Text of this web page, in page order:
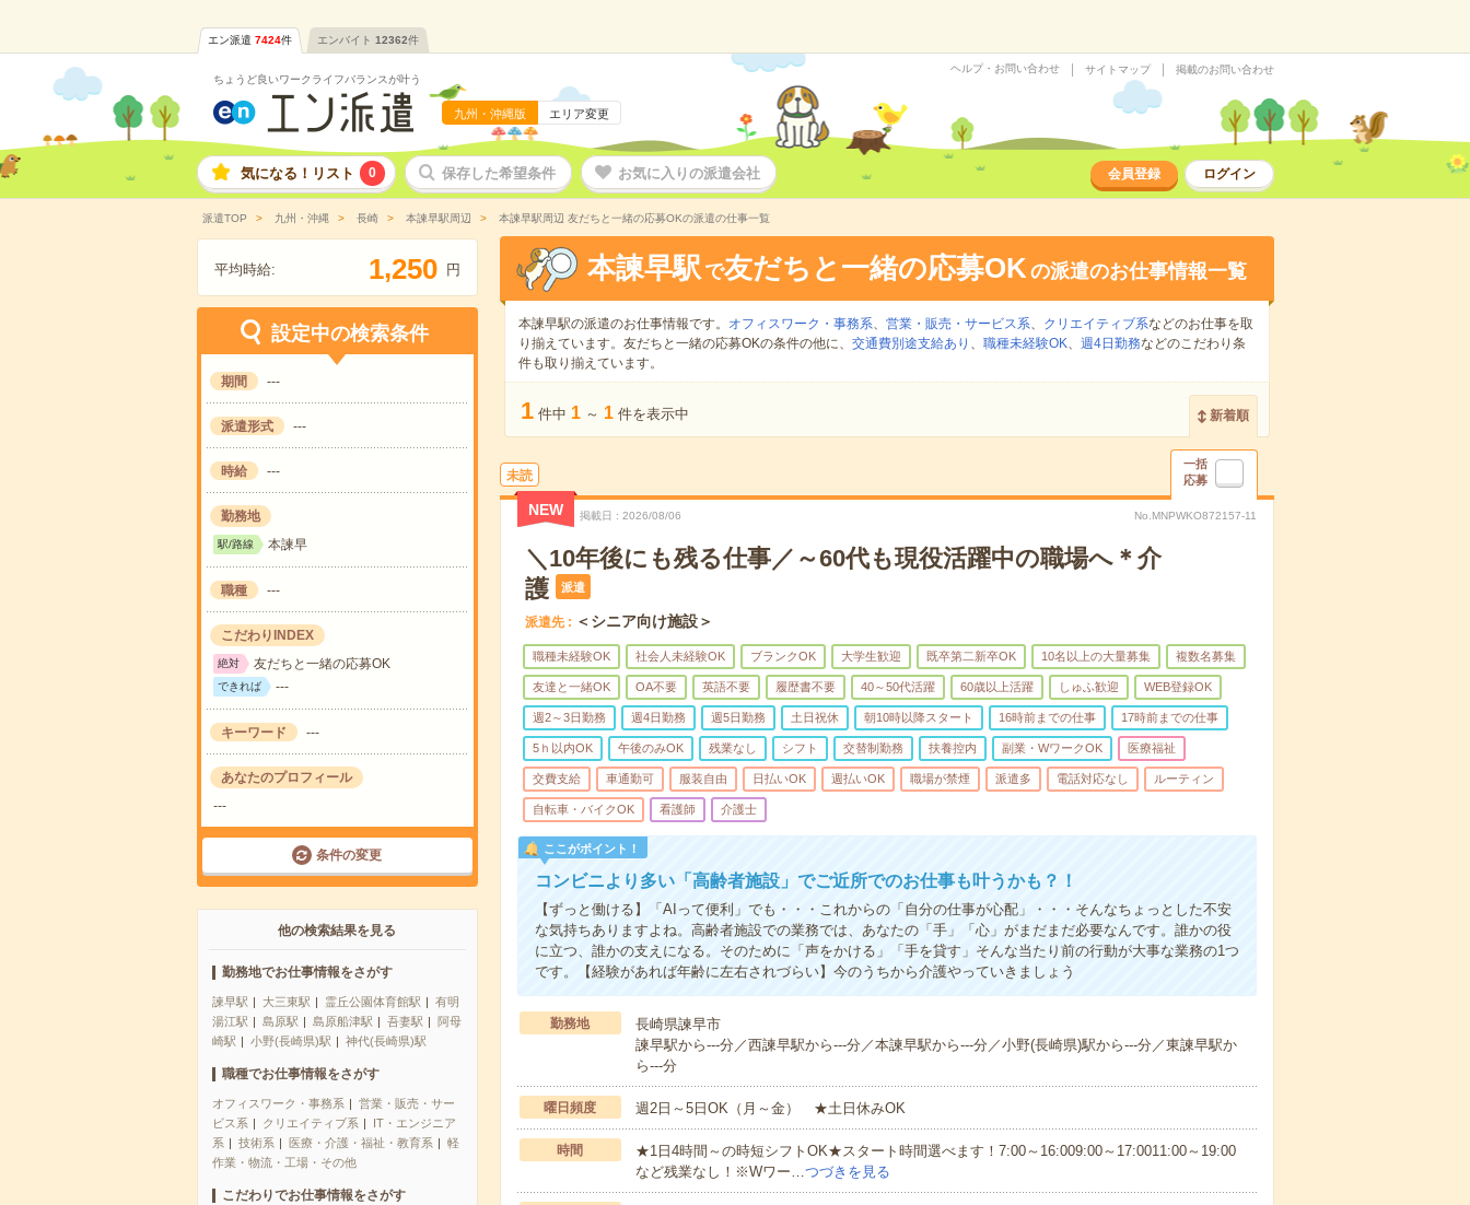
エン派遣 7424件 エンバイト 12362件
ちょうど良いワークライフバランスが叶う
九州・沖縄版 エリア変更
ヘルプ・お問い合わせ サイトマップ 掲載のお問い合わせ
気になる！リスト 0 保存した希望条件 お気に入りの派遣会社 会員登録 ログイン
派遣TOP 九州・沖縄 長崎 本諫早駅周辺 本諫早駅周辺 友だちと一緒の応募OKの派遣の仕事一覧
平均時給: 1,250 円
設定中の検索条件
期間 ---
派遣形式 ---
時給 ---
勤務地
駅/路線 本諫早
職種 ---
こだわりINDEX
絶対 友だちと一緒の応募OK
できれば ---
キーワード ---
あなたのプロフィール
---
条件の変更
他の検索結果を見る
勤務地でお仕事情報をさがす
諫早駅 大三東駅 霊丘公園体育館駅
有明
湯江駅
島原駅 島原船津駅 吾妻駅
阿母
崎駅
小野(長崎県)駅 神代(長崎県)駅
職種でお仕事情報をさがす
オフィスワーク・事務系
営業・販売・サー
ビス系
クリエイティブ系
IT・エンジニア
系
技術系 医療・介護・福祉・教育系
軽
作業・物流・工場・その他
こだわりでお仕事情報をさがす
本諫早駅 で友だちと一緒の応募OKの派遣のお仕事情報一覧
本諫早駅の派遣のお仕事情報です。 オフィスワーク・事務系、 営業・販売・サービス系、 クリエイティブ系などのお仕事を取
り揃えています。友だちと一緒の応募OKの条件の他に、 交通費別途支給あり 、 職種未経験OK、 週4日勤務などのこだわり条
件も取り揃えています。
1 件中 1 ～ 1 件を表示中 新着順
未読
一括
応募
NEW 掲載日 2026/08/06 No.MNPWKO872157-11
＼10年後にも残る仕事／～60代も現役活躍中の職場へ＊介
護
派遣
派遣先 ＜シニア向け施設＞
職種未経験OK 社会人未経験OK ブランクOK 大学生歓迎 既卒第二新卒OK 10名以上の大量募集 複数名募集
友達と一緒OK OA不要 英語不要 履歴書不要 40～50代活躍 60歳以上活躍 しゅふ歓迎 WEB登録OK
週2～3日勤務 週4日勤務 週5日勤務 土日祝休 朝10時以降スタート 16時前までの仕事 17時前までの仕事
5ｈ以内OK 午後のみOK 残業なし シフト 交替制勤務 扶養控内 副業・WワークOK 医療福祉
交費支給 車通勤可 服装自由 日払いOK 週払いOK 職場が禁煙 派遣多 電話対応なし ルーティン
自転車・バイクOK 看護師 介護士
ここがポイント！
コンビニより多い「高齢者施設」でご近所でのお仕事も叶うかも？！
【ずっと働ける】「AIって便利」でも・・・これからの「自分の仕事が心配」・・・そんなちょっとした不安
な気持ちありますよね。高齢者施設での業務では、あなたの「手」「心」がまだまだ必要なんです。誰かの役
に立つ、誰かの支えになる。そのために「声をかける」「手を貸す」そんな当たり前の行動が大事な業務の1つ
です。【経験があれば年齢に左右されづらい】今のうちから介護やっていきましょう
勤務地
長崎県諫早市
諫早駅から---分／西諫早駅から---分／本諫早駅から---分／小野(長崎県)駅から---分／東諫早駅か
ら---分
曜日頻度 週2日～5日OK（月～金） ★土日休みOK
時間
★1日4時間～の時短シフトOK★スタート時間選べます！7:00～16:009:00～17:0011:00～19:00
など残業なし！※Wワー…つづきを見る